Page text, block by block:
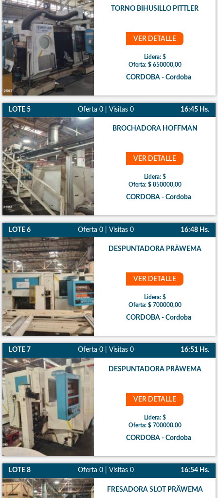
TORNO BIHUSILLO PITTLER
VER DETALLE
Lidera: $
Oferta: $ 650000,00
CORDOBA - Cordoba
LOTE 5 Oferta 0 | Visitas 0 16:45 Hs.
BROCHADORA HOFFMAN
VER DETALLE
Lidera: $
Oferta: $ 850000,00
CORDOBA - Cordoba
LOTE 6 Oferta 0 | Visitas 0 16:48 Hs.
DESPUNTADORA PRÄWEMA
VER DETALLE
Lidera: $
Oferta: $ 700000,00
CORDOBA - Cordoba
LOTE 7 Oferta 0 | Visitas 0 16:51 Hs.
DESPUNTADORA PRÄWEMA
VER DETALLE
Lidera: $
Oferta: $ 700000,00
CORDOBA - Cordoba
LOTE 8 Oferta 0 | Visitas 0 16:54 Hs.
FRESADORA SLOT PRÄWEMA